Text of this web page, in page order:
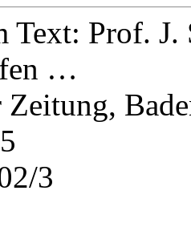
Text: Prof. J.
…
Zeitung,
3